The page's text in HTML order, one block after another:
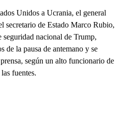
Unidos a Ucrania, el general
secretario de Estado Marco Rubio,
seguridad nacional de Trump,
de la pausa de antemano y se
según un alto funcionario de
fuentes.